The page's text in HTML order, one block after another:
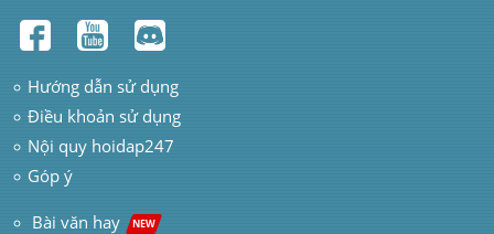
Hướng dẫn sử dụng
Điều khoản sử dụng
Nội quy hoidap247
Góp ý
Bài văn hay NEW